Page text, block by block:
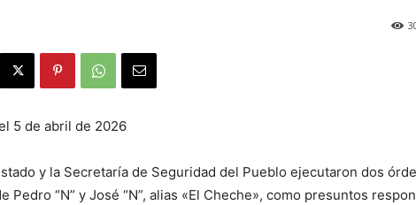
5 de abril de 2026
y la Secretaría de Seguridad del Pueblo ejecutaron dos
Pedro “N” y José “N”, alias «El Cheche», como presuntos